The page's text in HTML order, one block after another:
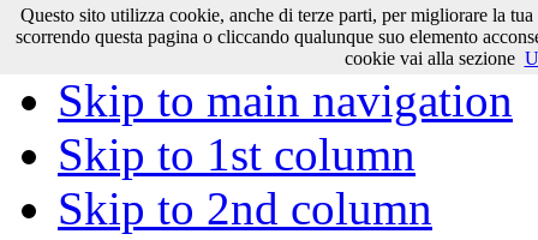
Skip to content
Skip to main navigation
Skip to 1st column
Skip to 2nd column
Questo sito utilizza cookie, anche di terze parti, per migliorare la
scorrendo questa pagina o cliccando qualunque suo elemento
cookie vai alla sezione